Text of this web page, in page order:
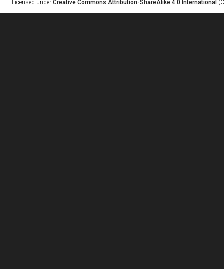
Licensed under Creative Commons Attribution-ShareAlike 4.0 International